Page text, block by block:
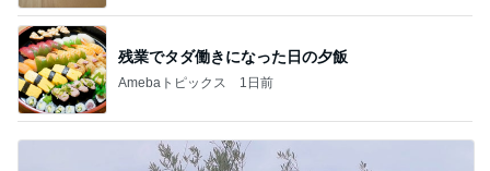
残業でタダ働きになった日の夕飯
Amebaトピックス 1日前